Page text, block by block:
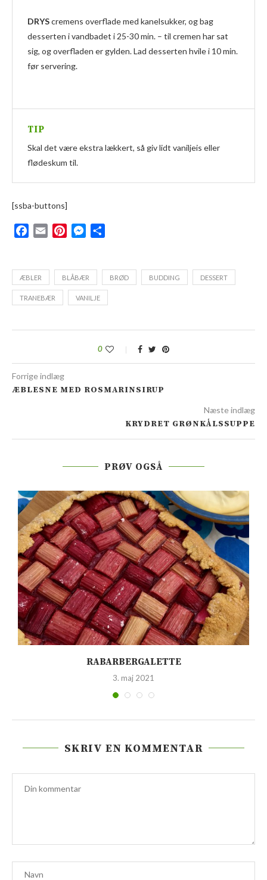
DRYScremens overflade med kanelsukker, og bag
desserten i vandbadet i 25-30 min. – til cremen har sat
sig, og overfladen er gylden. Lad desserten hvile i 10 min.
før servering.
TIP
Skal det være ekstra lækkert, så giv lidt vaniljeis eller
flødeskum til.
[ssba-buttons]
Facebook
Email PinterestMessenger
ÆBLER BLÅBÆR BRØD BUDDING DESSERT
TRANEBÆR VANILJE
0
Forrige indlæg
ÆBLESNE MED ROSMARINSIRUP
Næste indlæg
KRYDRET GRØNKÅLSSUPPE
PRØV OGSÅ
RABARBERGALETTE
3. maj 2021
SKRIV EN KOMMENTAR